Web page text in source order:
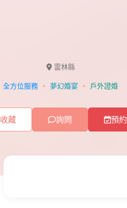
雲林縣
全方位服務 夢幻婚宴 戶外證婚
收藏 詢問 預約